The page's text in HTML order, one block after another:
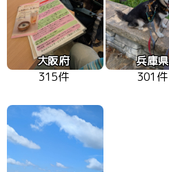
大阪府
315件
兵庫県
301件